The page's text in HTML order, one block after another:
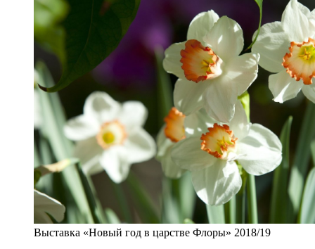
Выставка «Новый год в царстве Флоры» 2018/19